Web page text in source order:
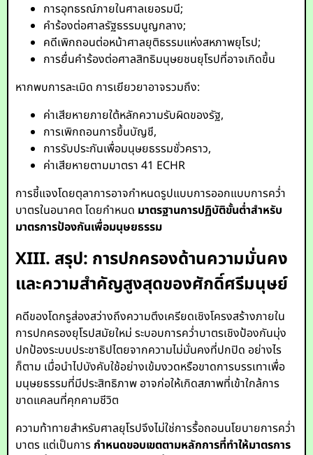
การอุทธรณ์ภายในศาลเยอรมนี;
คำร้องต่อศาลรัฐธรรมนูญกลาง;
คดีเพิกถอนต่อหน้าศาลยุติธรรมแห่งสหภาพยุโรป;
การยื่นคำร้องต่อศาลสิทธิมนุษยชนยุโรปที่อาจเกิดขึ้น
หากพบการละเมิด การเยียวยาอาจรวมถึง:
ค่าเสียหายภายใต้หลักความรับผิดของรัฐ,
การเพิกถอนการขึ้นบัญชี,
การรับประกันเพื่อมนุษยธรรมชั่วคราว,
ค่าเสียหายตามมาตรา 41 ECHR
การชี้แจงโดยตุลาการอาจกำหนดรูปแบบการออกแบบการคว่ำ
บาตรในอนาคต โดยกำหนด มาตรฐานการปฏิบัติขั้นต่ำสำหรับ
มาตรการป้องกันเพื่อมนุษยธรรม
XIII. สรุป: การปกครองด้านความมั่นคง
และความสำคัญสูงสุดของศักดิ์ศรีมนุษย์
คดีของโดกรูส่องสว่างถึงความตึงเครียดเชิงโครงสร้างภายใน
การปกครองยุโรปสมัยใหม่ ระบอบการคว่ำบาตรเชิงป้องกันมุ่ง
ปกป้องระบบประชาธิปไตยจากความไม่มั่นคงที่ปกปิด อย่างไร
ก็ตาม เมื่อนำไปบังคับใช้อย่างเข้มงวดหรือขาดการบรรเทาเพื่อ
มนุษยธรรมที่มีประสิทธิภาพ อาจก่อให้เกิดสภาพที่เข้าใกล้การ
ขาดแคลนที่คุกคามชีวิต
ความท้าทายสำหรับศาลยุโรปจึงไม่ใช่การรื้อถอนนโยบายการคว่ำ
บาตร แต่เป็นการ กำหนดขอบเขตตามหลักการที่ทำให้มาตรการ